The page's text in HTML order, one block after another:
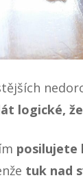
logické,
posilujete
tuk nad